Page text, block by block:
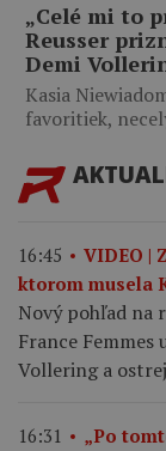
„Celé mi to
Reusser
Demi
Kasia
favoritiek,
16:45
VIDEO |
ktorom musela
Nový pohľad na
France Femmes
Vollering a
16:31
„Po